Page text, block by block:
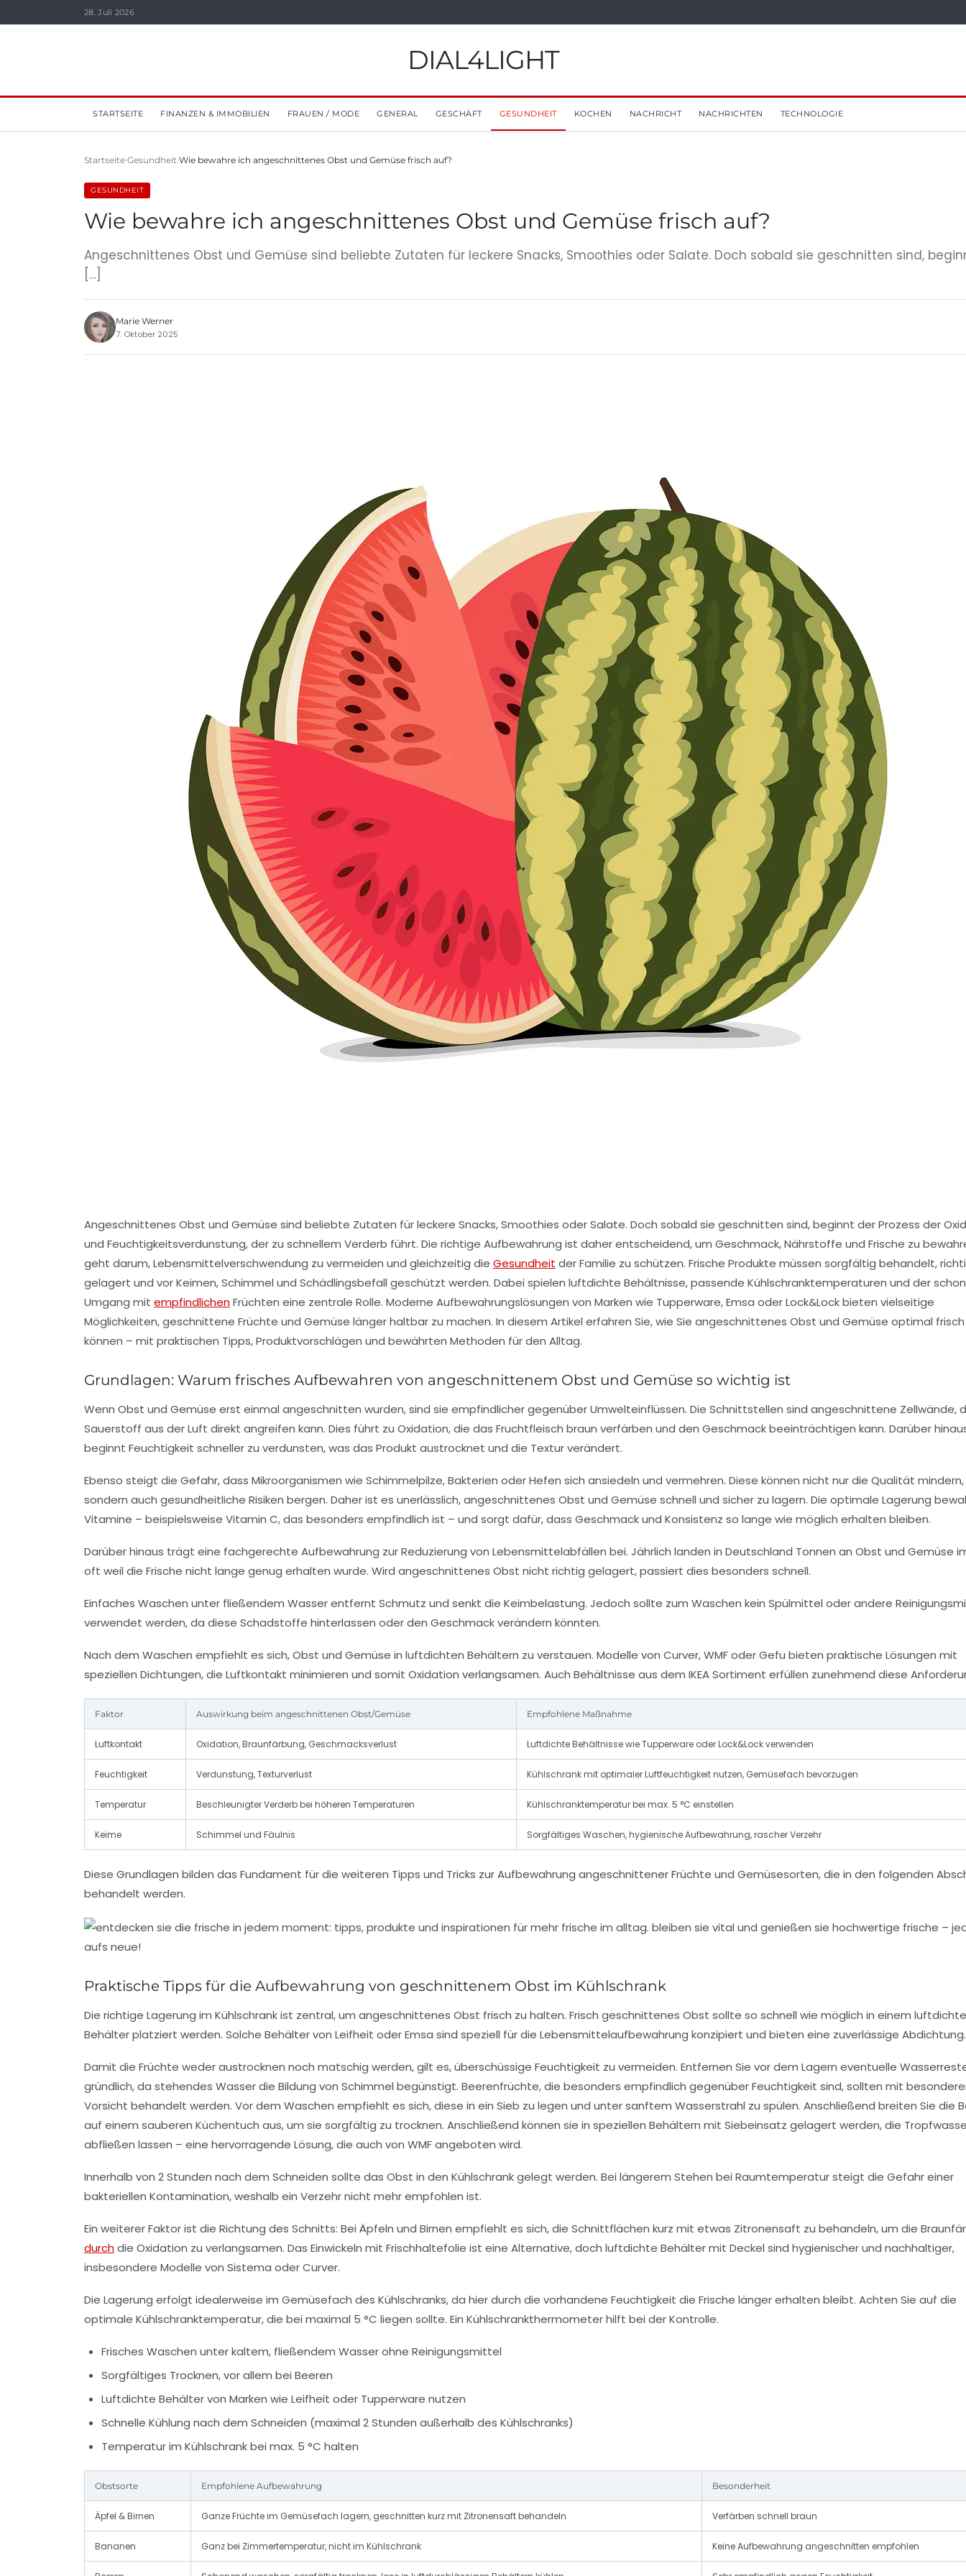
28. Juli 2026
DIAL4LIGHT
STARTSEITE FINANZEN & IMMOBILIEN FRAUEN / MODE GENERAL GESCHÄFT GESUNDHEIT KOCHEN NACHRICHT NACHRICHTEN TECHNOLOGIE
Startseite Gesundheit Wie bewahre ich angeschnittenes Obst und Gemüse frisch auf?
GESUNDHEIT
Wie bewahre ich angeschnittenes Obst und Gemüse frisch auf?
Angeschnittenes Obst und Gemüse sind beliebte Zutaten für leckere Snacks, Smoothies oder Salate. Doch sobald sie geschnitten sind,
[…]
Marie Werner
7. Oktober 2025
Angeschnittenes Obst und Gemüse sind beliebte Zutaten für leckere Snacks, Smoothies oder Salate. Doch sobald sie geschnitten sind, beginnt der Prozess der
und Feuchtigkeitsverdunstung, der zu schnellem Verderb führt. Die richtige Aufbewahrung ist daher entscheidend, um Geschmack, Nährstoffe und Frische zu
geht darum, Lebensmittelverschwendung zu vermeiden und gleichzeitig die Gesundheit der Familie zu schützen. Frische Produkte müssen sorgfältig behandelt,
gelagert und vor Keimen, Schimmel und Schädlingsbefall geschützt werden. Dabei spielen luftdichte Behältnisse, passende Kühlschranktemperaturen und der
Umgang mit empfindlichenFrüchten eine zentrale Rolle. Moderne Aufbewahrungslösungen von Marken wie Tupperware, Emsa oder Lock&Lock bieten vielseitige
Möglichkeiten, geschnittene Früchte und Gemüse länger haltbar zu machen. In diesem Artikel erfahren Sie, wie Sie angeschnittenes Obst und Gemüse optimal
können – mit praktischen Tipps, Produktvorschlägen und bewährten Methoden für den Alltag.
Grundlagen: Warum frisches Aufbewahren von angeschnittenem Obst und Gemüse so wichtig ist
Wenn Obst und Gemüse erst einmal angeschnitten wurden, sind sie empfindlicher gegenüber Umwelteinflüssen. Die Schnittstellen sind angeschnittene Zellwände,
Sauerstoff aus der Luft direkt angreifen kann. Dies führt zu Oxidation, die das Fruchtfleisch braun verfärben und den Geschmack beeinträchtigen kann. Darüber
beginnt Feuchtigkeit schneller zu verdunsten, was das Produkt austrocknet und die Textur verändert.
Ebenso steigt die Gefahr, dass Mikroorganismen wie Schimmelpilze, Bakterien oder Hefen sich ansiedeln und vermehren. Diese können nicht nur die Qualität mindern,
sondern auch gesundheitliche Risiken bergen. Daher ist es unerlässlich, angeschnittenes Obst und Gemüse schnell und sicher zu lagern. Die optimale Lagerung
Vitamine – beispielsweise Vitamin C, das besonders empfindlich ist – und sorgt dafür, dass Geschmack und Konsistenz so lange wie möglich erhalten bleiben.
Darüber hinaus trägt eine fachgerechte Aufbewahrung zur Reduzierung von Lebensmittelabfällen bei. Jährlich landen in Deutschland Tonnen an Obst und Gemüse
oft weil die Frische nicht lange genug erhalten wurde. Wird angeschnittenes Obst nicht richtig gelagert, passiert dies besonders schnell.
Einfaches Waschen unter fließendem Wasser entfernt Schmutz und senkt die Keimbelastung. Jedoch sollte zum Waschen kein Spülmittel oder andere
verwendet werden, da diese Schadstoffe hinterlassen oder den Geschmack verändern könnten.
Nach dem Waschen empfiehlt es sich, Obst und Gemüse in luftdichten Behältern zu verstauen. Modelle von Curver, WMF oder Gefu bieten praktische Lösungen mit
speziellen Dichtungen, die Luftkontakt minimieren und somit Oxidation verlangsamen. Auch Behältnisse aus dem IKEA Sortiment erfüllen zunehmend diese
Faktor Auswirkung beim angeschnittenen Obst/Gemüse Empfohlene Maßnahme
Luftkontakt Oxidation, Braunfärbung, Geschmacksverlust Luftdichte Behältnisse wie Tupperware oder Lock&Lock verwenden
Feuchtigkeit Verdunstung, Texturverlust Kühlschrank mit optimaler Luftfeuchtigkeit nutzen, Gemüsefach bevorzugen
Temperatur Beschleunigter Verderb bei höheren Temperaturen Kühlschranktemperatur bei max. 5 °C einstellen
Keime Schimmel und Fäulnis Sorgfältiges Waschen, hygienische Aufbewahrung, rascher Verzehr
Diese Grundlagen bilden das Fundament für die weiteren Tipps und Tricks zur Aufbewahrung angeschnittener Früchte und Gemüsesorten, die in den folgenden
behandelt werden.
Praktische Tipps für die Aufbewahrung von geschnittenem Obst im Kühlschrank
Die richtige Lagerung im Kühlschrank ist zentral, um angeschnittenes Obst frisch zu halten. Frisch geschnittenes Obst sollte so schnell wie möglich in einem
Behälter platziert werden. Solche Behälter von Leifheit oder Emsa sind speziell für die Lebensmittelaufbewahrung konzipiert und bieten eine zuverlässige Abdichtung.
Damit die Früchte weder austrocknen noch matschig werden, gilt es, überschüssige Feuchtigkeit zu vermeiden. Entfernen Sie vor dem Lagern eventuelle
gründlich, da stehendes Wasser die Bildung von Schimmel begünstigt. Beerenfrüchte, die besonders empfindlich gegenüber Feuchtigkeit sind, sollten mit
Vorsicht behandelt werden. Vor dem Waschen empfiehlt es sich, diese in ein Sieb zu legen und unter sanftem Wasserstrahl zu spülen. Anschließend breiten Sie die
auf einem sauberen Küchentuch aus, um sie sorgfältig zu trocknen. Anschließend können sie in speziellen Behältern mit Siebeinsatz gelagert werden, die
abfließen lassen – eine hervorragende Lösung, die auch von WMF angeboten wird.
Innerhalb von 2 Stunden nach dem Schneiden sollte das Obst in den Kühlschrank gelegt werden. Bei längerem Stehen bei Raumtemperatur steigt die Gefahr einer
bakteriellen Kontamination, weshalb ein Verzehr nicht mehr empfohlen ist.
Ein weiterer Faktor ist die Richtung des Schnitts: Bei Äpfeln und Birnen empfiehlt es sich, die Schnittflächen kurz mit etwas Zitronensaft zu behandeln, um die
durchdie Oxidation zu verlangsamen. Das Einwickeln mit Frischhaltefolie ist eine Alternative, doch luftdichte Behälter mit Deckel sind hygienischer und nachhaltiger,
insbesondere Modelle von Sistema oder Curver.
Die Lagerung erfolgt idealerweise im Gemüsefach des Kühlschranks, da hier durch die vorhandene Feuchtigkeit die Frische länger erhalten bleibt. Achten Sie auf die
optimale Kühlschranktemperatur, die bei maximal 5 °C liegen sollte. Ein Kühlschrankthermometer hilft bei der Kontrolle.
Frisches Waschen unter kaltem, fließendem Wasser ohne Reinigungsmittel
Sorgfältiges Trocknen, vor allem bei Beeren
Luftdichte Behälter von Marken wie Leifheit oder Tupperware nutzen
Schnelle Kühlung nach dem Schneiden (maximal 2 Stunden außerhalb des Kühlschranks)
Temperatur im Kühlschrank bei max. 5 °C halten
Obstsorte Empfohlene Aufbewahrung Besonderheit
Äpfel & Birnen Ganze Früchte im Gemüsefach lagern, geschnitten kurz mit Zitronensaft behandeln Verfärben schnell braun
Bananen Ganz bei Zimmertemperatur, nicht im Kühlschrank Keine Aufbewahrung angeschnitten empfohlen